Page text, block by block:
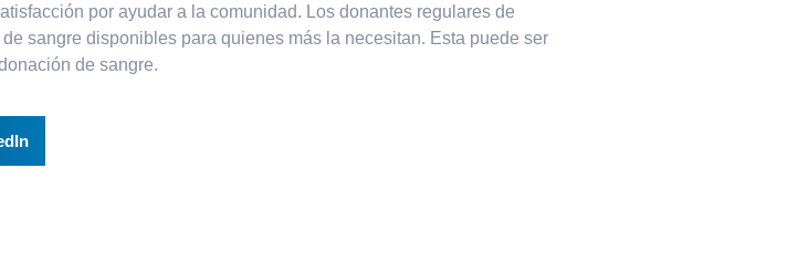
por ayudar a la comunidad. Los donantes regulares de
sangre disponibles para quienes más la necesitan. Esta puede ser
de sangre.